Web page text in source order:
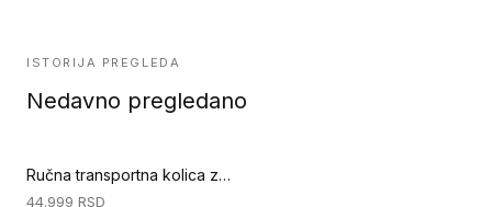
ISTORIJA PREGLEDA
Nedavno pregledano
Ručna transportna kolica za teret do 250 kg (Oprema i zaštitna oprema)
44.999 RSD